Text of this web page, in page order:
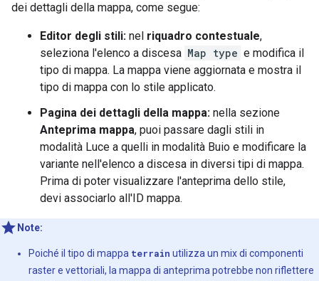
dei dettagli della mappa, come segue:
Editor degli stili: nel riquadro contestuale,
seleziona l'elenco a discesa Map type e modifica il
tipo di mappa. La mappa viene aggiornata e mostra il
tipo di mappa con lo stile applicato.
Pagina dei dettagli della mappa: nella sezione
Anteprima mappa, puoi passare dagli stili in
modalità Luce a quelli in modalità Buio e modificare la
variante nell'elenco a discesa in diversi tipi di mappa.
Prima di poter visualizzare l'anteprima dello stile,
devi associarlo all'ID mappa.
Note:
Poiché il tipo di mappa terrain utilizza un mix di componenti
raster e vettoriali, la mappa di anteprima potrebbe non riflettere